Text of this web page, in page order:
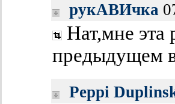
рукАВИчка
Нат,мне эта
предыдущем
Peppi